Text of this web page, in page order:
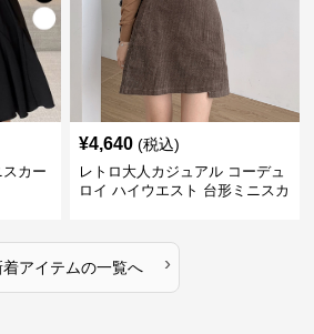
カー
¥4,640 (税込)
レトロ大人カジュアル コーデュ
ロイ ハイウエスト 台形ミニスカ
着アイテムの一覧へ ›